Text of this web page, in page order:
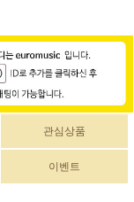
관심상품
이벤트